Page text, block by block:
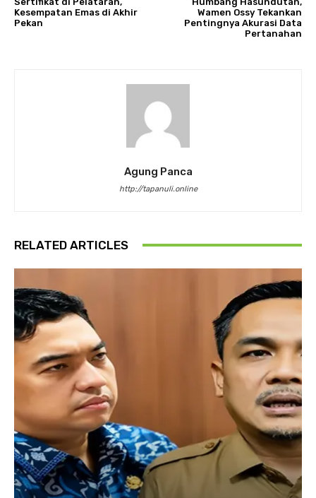
Kesempatan Emas di Akhir
Pekan
Wamen Ossy Tekankan
Pentingnya Akurasi Data
Pertanahan
Agung Panca
http://tapanuli.online
RELATED ARTICLES